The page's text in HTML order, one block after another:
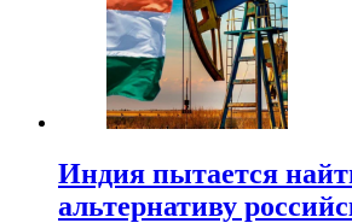
Индия пытается
альтернативу